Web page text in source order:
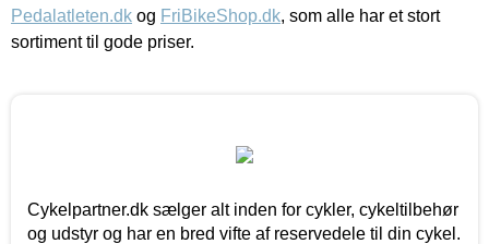
Pedalatleten.dk og FriBikeShop.dk, som alle har et stort
sortiment til gode priser.
Cykelpartner.dk sælger alt inden for cykler, cykeltilbehør
og udstyr og har en bred vifte af reservedele til din cykel.